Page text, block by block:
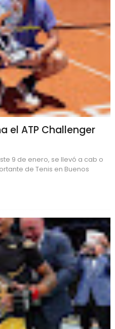
el ATP Challenger
9 de enero, se llevó a cab o
de Tenis en Buenos